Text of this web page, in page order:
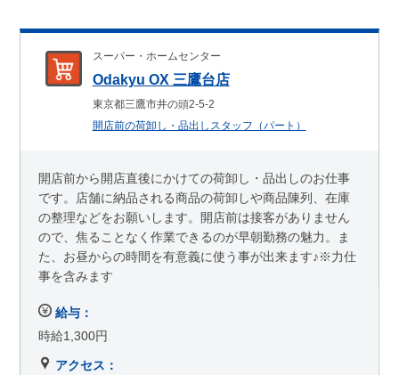
スーパー・ホームセンター
Odakyu OX 三鷹台店
東京都三鷹市井の頭2-5-2
開店前の荷卸し・品出しスタッフ（パート）
開店前から開店直後にかけての荷卸し・品出しのお仕事
です。店舗に納品される商品の荷卸しや商品陳列、在庫
の整理などをお願いします。開店前は接客がありません
ので、焦ることなく作業できるのが早朝勤務の魅力。ま
た、お昼からの時間を有意義に使う事が出来ます♪※力仕
事を含みます
給与：
時給1,300円
アクセス：